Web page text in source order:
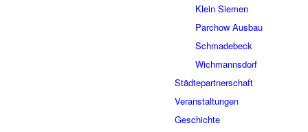
Klein Siemen
Parchow Ausbau
Schmadebeck
Wichmannsdorf
Städtepartnerschaft
Veranstaltungen
Geschichte